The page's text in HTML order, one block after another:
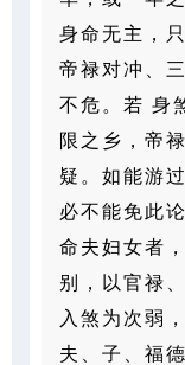
身命无主，
帝禄对冲、
不危。若 身
限之乡，帝
疑。如能游
必不能免此
命夫妇女者
别，以官禄、
入煞为次弱
夫、子、福